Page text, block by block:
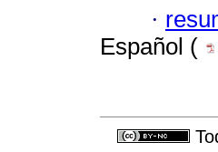
·
Español (